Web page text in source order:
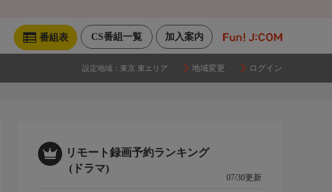
加入案内
CS番組一覧
番組表
設定地域： 東京 東エリア 地域変更 ログイン
リモート録画予約ランキング
(ドラマ)
07/30更新